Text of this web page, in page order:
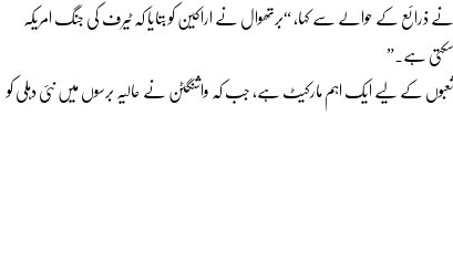
کے حوالے سے کہا، “برتھوال نے اراکین کو بتایا کہ ٹیرف کی جنگ امریکہ
سکتی ہے۔”
کے لیے ایک اہم مارکیٹ ہے، جب کہ واشنگٹن نے حالیہ برسوں میں نئی ​​دہلی کو